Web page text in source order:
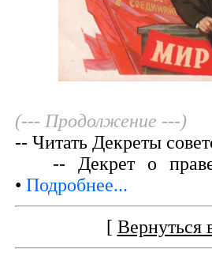
(--- Продолжение ---)
-- Читать Декреты
-- Декрет о праве
• Подробнее...
[ Вернуться